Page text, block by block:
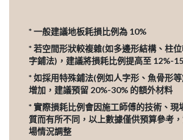
* 一般建議地板耗損比例為 10%
* 若空間形狀較複雜(如多邊形結構、柱
字鋪法)，建議將損耗比例提高至 12%-
* 如採用特殊鋪法(例如人字形、魚骨形
增加，建議預留 20%-30% 的額外材料
* 實際損耗比例會因施工師傅的技術、現
質而有所不同，以上數據僅供預算參考
場情況調整